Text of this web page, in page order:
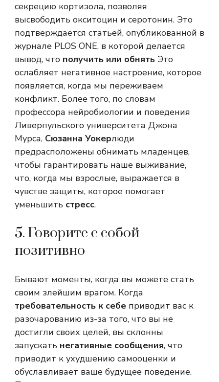
секрецию кортизола, позволяя
высвободить окситоцин и серотонин. Это
подтверждается статьей, опубликованной в
журнале PLOS ONE, в которой делается
вывод, что получить или обнять Это
ослабляет негативное настроение, которое
появляется, когда мы переживаем
конфликт. Более того, по словам
профессора нейробиологии и поведения
Ливерпульского университета Джона
Мурса, Сюзанна Уокерлюди
предрасположены обнимать младенцев,
чтобы гарантировать наше выживание,
что, когда мы взрослые, выражается в
чувстве защиты, которое помогает
уменьшить стресс.
5. Говорите с собой
позитивно
Бывают моменты, когда вы можете стать
своим злейшим врагом. Когда
требовательность к себе приводит вас к
разочарованию из-за того, что вы не
достигли своих целей, вы склонны
запускать негативные сообщения, что
приводит к ухудшению самооценки и
обуславливает ваше будущее поведение.